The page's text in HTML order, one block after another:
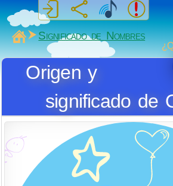
MiSabueso
Significado de Nombres
Origen y
significado de